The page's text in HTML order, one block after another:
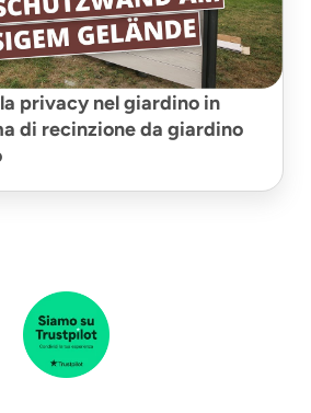
privacy nel giardino in
di recinzione da giardino